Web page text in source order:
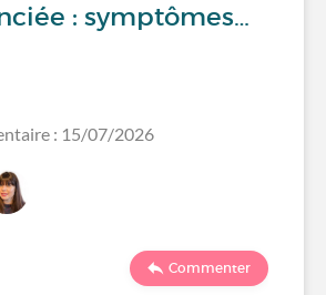
: symptômes…
: 15/07/2026
Commenter